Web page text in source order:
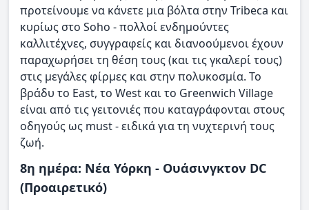
προτείνουμε να κάνετε μια βόλτα στην Tribeca και
κυρίως στο Soho - πολλοί ενδημούντες
καλλιτέχνες, συγγραφείς και διανοούμενοι έχουν
παραχωρήσει τη θέση τους (και τις γκαλερί τους)
στις μεγάλες φίρμες και στην πολυκοσμία. Το
βράδυ το East, το West και το Greenwich Village
είναι από τις γειτονιές που καταγράφονται στους
οδηγούς ως must - ειδικά για τη νυχτερινή τους
ζωή.
8η ημέρα: Νέα Υόρκη - Ουάσινγκτον DC
(Προαιρετικό)